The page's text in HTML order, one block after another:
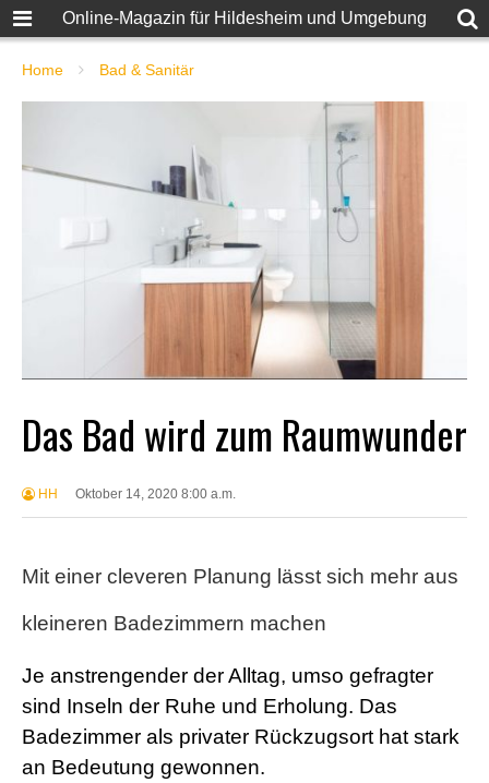
Online-Magazin für Hildesheim und Umgebung
Home Bad & Sanitär
Das Bad wird zum Raumwunder
HH Oktober 14, 2020 8:00 a.m.
Mit einer cleveren Planung lässt sich mehr aus
kleineren Badezimmern machen
Je anstrengender der Alltag, umso gefragter
sind Inseln der Ruhe und Erholung. Das
Badezimmer als privater Rückzugsort hat stark
an Bedeutung gewonnen.